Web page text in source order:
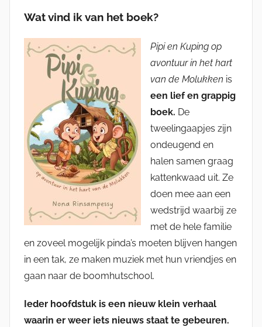
Wat vind ik van het boek?
Pipi en Kuping op
avontuur in het hart
van de Molukken is
een lief en grappig
boek. De
tweelingaapjes zijn
ondeugend en
halen samen graag
kattenkwaad uit. Ze
doen mee aan een
wedstrijd waarbij ze
met de hele familie
en zoveel mogelijk pinda’s moeten blijven hangen
in een tak, ze maken muziek met hun vriendjes en
gaan naar de boomhutschool.
Ieder hoofdstuk is een nieuw klein verhaal
waarin er weer iets nieuws staat te gebeuren.